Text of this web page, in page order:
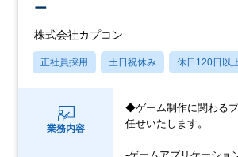
ー
株式会社カプコン
正社員採用 土日祝休み 休日120日以
業務内容
◆ゲーム制作に関わる
任せいたします。